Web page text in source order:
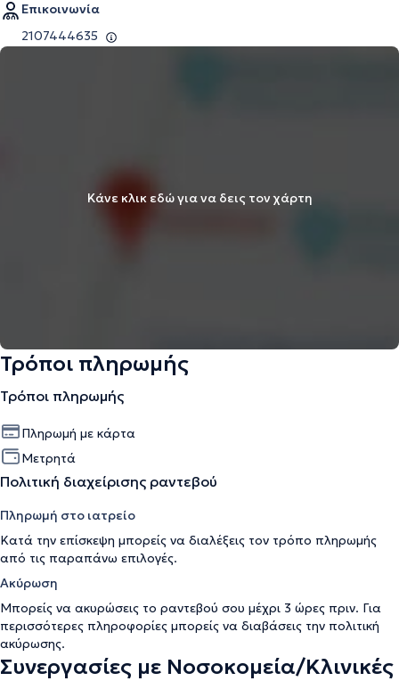
Επικοινωνία
2107444635
Κάνε κλικ εδώ για να δεις τον χάρτη
Τρόποι πληρωμής
Τρόποι πληρωμής
Πληρωμή με κάρτα
Μετρητά
Πολιτική διαχείρισης ραντεβού
Πληρωμή στο ιατρείο
Κατά την επίσκεψη μπορείς να διαλέξεις τον τρόπο πληρωμής
από τις παραπάνω επιλογές.
Ακύρωση
Μπορείς να ακυρώσεις το ραντεβού σου μέχρι 3 ώρες πριν. Για
περισσότερες πληροφορίες μπορείς να διαβάσεις την πολιτική
ακύρωσης.
Συνεργασίες με Νοσοκομεία/Κλινικές